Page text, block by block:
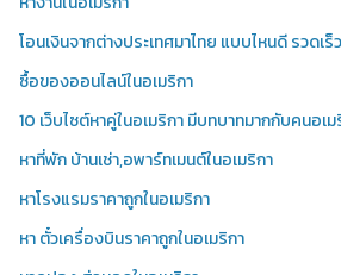
โอนเงินจากต่างประเทศมาไทย แบบไหนดี รวด
ซื้อของออนไลน์ในอเมริกา
10 เว็บไซต์หาคู่ในอเมริกา มีบทบาทมากกับคนอเ
หาที่พัก บ้านเช่า,อพาร์ทเมนต์ในอเมริกา
หาโรงแรมราคาถูกในอเมริกา
หา ตั๋วเครื่องบินราคาถูกในอเมริกา